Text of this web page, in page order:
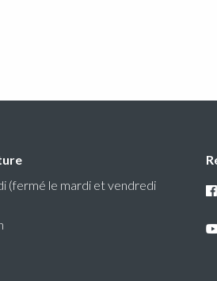
(fermé le mardi et vendredi